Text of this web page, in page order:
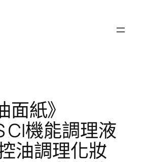
面紙》
CI機能調理液
油調理化妝